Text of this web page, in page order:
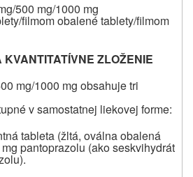
500 mg/1000 mg
filmom obalené tablety/filmom
ZLOŽENIE
mg/1000 mg obsahuje tri
v samostatnej liekovej forme:
tableta (žltá, oválna obalená
pantoprazolu (akoseskvihydrát
).